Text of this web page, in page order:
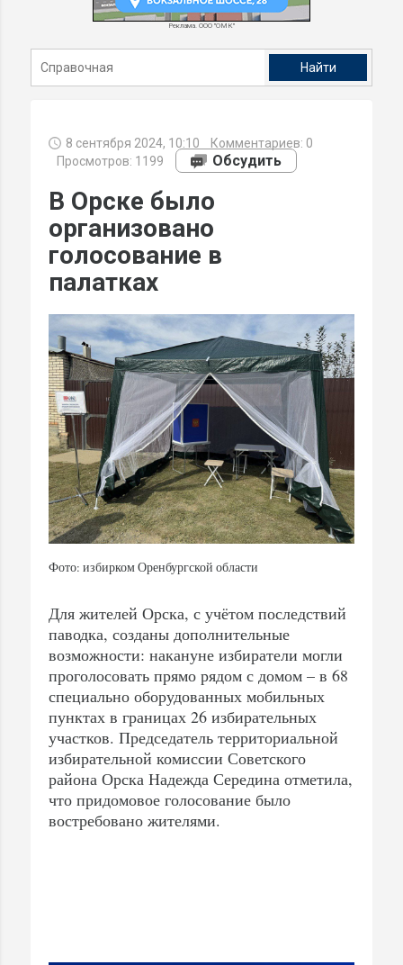
Реклама. ООО "ОМК"
8 сентября 2024, 10:10 Комментариев: 0
Просмотров: 1199
Обсудить
В Орске было
организовано
голосование в
палатках
Фото: избирком Оренбургской области
Для жителей Орска, с учётом последствий
паводка, созданы дополнительные
возможности: накануне избиратели могли
проголосовать прямо рядом с домом – в 68
специально оборудованных мобильных
пунктах в границах 26 избирательных
участков. Председатель территориальной
избирательной комиссии Советского
района Орска Надежда Середина отметила,
что придомовое голосование было
востребовано жителями.